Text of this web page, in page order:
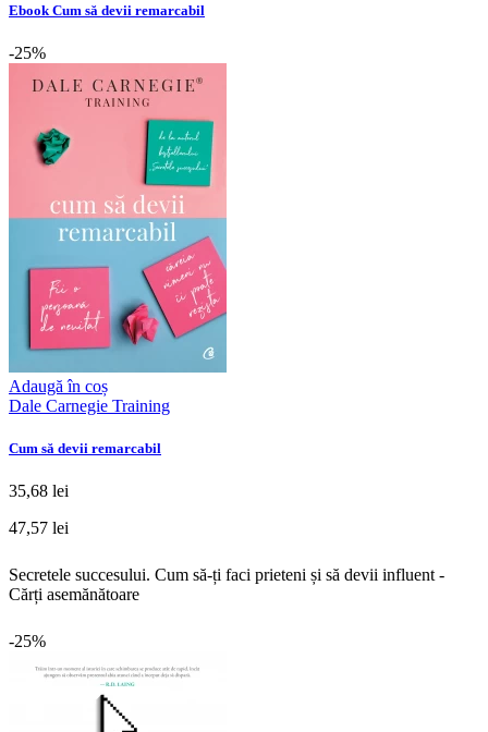
Ebook Cum să devii remarcabil
-25%
Adaugă în coș
Dale Carnegie Training
Cum să devii remarcabil
35,68 lei
47,57 lei
Secretele succesului. Cum să-ți faci prieteni și să devii influent -
Cărți asemănătoare
-25%